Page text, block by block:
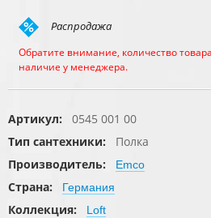
Распродажа
Обратите внимание, количество
наличие у менеджера.
Артикул:
0545 001 00
Тип сантехники:
Полка
Производитель:
Emco
Страна: Германия
Коллекция: Loft